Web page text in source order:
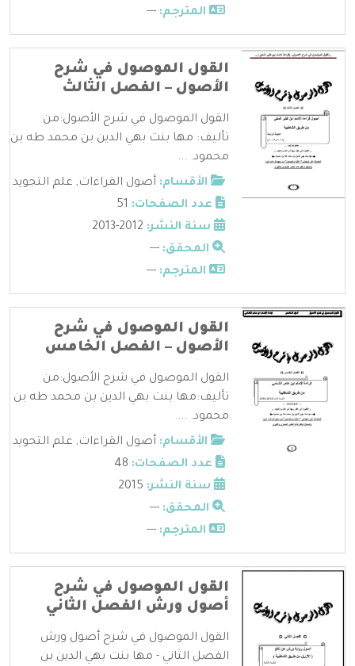
المترجم: ---
القول الموصول في شرح
الأصول – الفصل الثالث
القول الموصول في شرح الأصول:من
تأليف: مها بنت بهي الدين بن محمد طه بن
محمود. ...
الأقسام: أصول القراءات, علم التجويد
عدد الصفحات:
سنة النشر:
المحقق: ---
المترجم: ---
القول الموصول في شرح
الأصول – الفصل الخامس
القول الموصول في شرح الأصول:من
تأليف:مها بنت بهي الدين بن محمد طه بن
محمود. ...
الأقسام: أصول القراءات, علم التجويد
عدد الصفحات:
سنة النشر:
المحقق: ---
المترجم: ---
القول الموصول في شرح
أصول ورش الفصل الثاني
القول الموصول في شرح أصول ورش
الفصل الثاني - مها بنت بهي الدين بن